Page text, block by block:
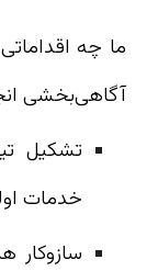
ما چه
آگاهی‌بخشی
تشکیل
خدمات
سازوکار